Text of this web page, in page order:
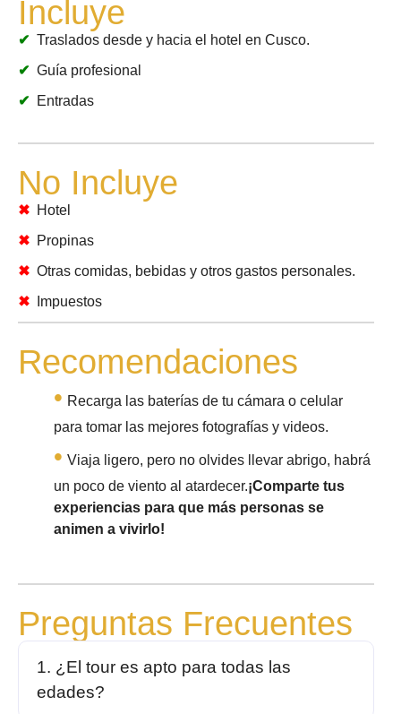
Incluye
Traslados desde y hacia el hotel en Cusco.
Guía profesional
Entradas
No Incluye
Hotel
Propinas
Otras comidas, bebidas y otros gastos personales.
Impuestos
Recomendaciones
Recarga las baterías de tu cámara o celular
para tomar las mejores fotografías y videos.
Viaja ligero, pero no olvides llevar abrigo, habrá
un poco de viento al atardecer.¡Comparte tus
experiencias para que más personas se
animen a vivirlo!
Preguntas Frecuentes
1. ¿El tour es apto para todas las
edades?